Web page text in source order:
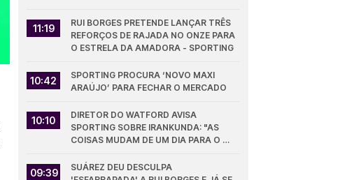
11:19
RUI BORGES PRETENDE LANÇAR TRÊS
REFORÇOS DE RAJADA NO ONZE PARA
O ESTRELA DA AMADORA - SPORTING
10:42
SPORTING PROCURA ‘NOVO MAXI
ARAÚJO’ PARA FECHAR O MERCADO
10:10
DIRETOR DO WATFORD AVISA
SPORTING SOBRE IRANKUNDA: "AS
COISAS MUDAM DE UM DIA PARA O
09:39
SUÁREZ DEU DESCULPA